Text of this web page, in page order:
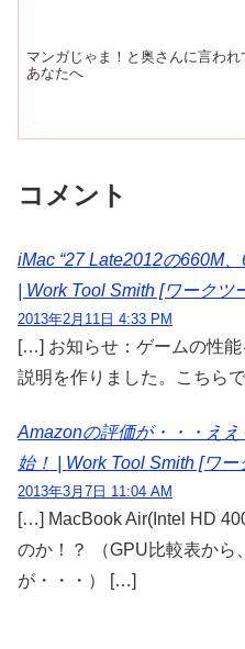
マンガじゃま！と奥さんに言われ
あなたへ
コメント
iMac “27 Late2012の660M
| Work Tool Smith [ワークツ
2013年2月11日 4:33 PM
[…] お知らせ：ゲームの性
説明を作りました。こちら
Amazonの評価が・・・え
始！ | Work Tool Smith [ワ
2013年3月7日 11:04 AM
[…] MacBook Air(Intel HD
のか！？ （GPU比較表から
が・・・） […]